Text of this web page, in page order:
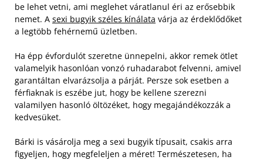
be lehet vetni, ami meglehet váratlanul éri az erősebbik
nemet. A sexi bugyik széles kínálata várja az érdeklődőket
a legtöbb fehérnemű üzletben.
Ha épp évfordulót szeretne ünnepelni, akkor remek ötlet
valamelyik hasonlóan vonzó ruhadarabot felvenni, amivel
garantáltan elvarázsolja a párját. Persze sok esetben a
férfiaknak is eszébe jut, hogy be kellene szerezni
valamilyen hasonló öltözéket, hogy megajándékozzák a
kedvesüket.
Bárki is vásárolja meg a sexi bugyik típusait, csakis arra
figyeljen, hogy megfeleljen a méret! Természetesen, ha